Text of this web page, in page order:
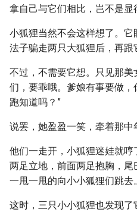
拿自己与它们相比，岂不是显
小狐狸当然不会这样想了。
法子骗走两只大狐狸后，再跟
不过，不需要它想。只见那美
们，要乖哦。爹娘有事要做
跑知道吗？”
说罢，她盈盈一笑，牵着那中
他们一走开，小狐狸迷娃就
两足立地，前面两足抱胸，
一甩一甩的向小小狐狸们跳去。
这时，三只小小狐狸也发现